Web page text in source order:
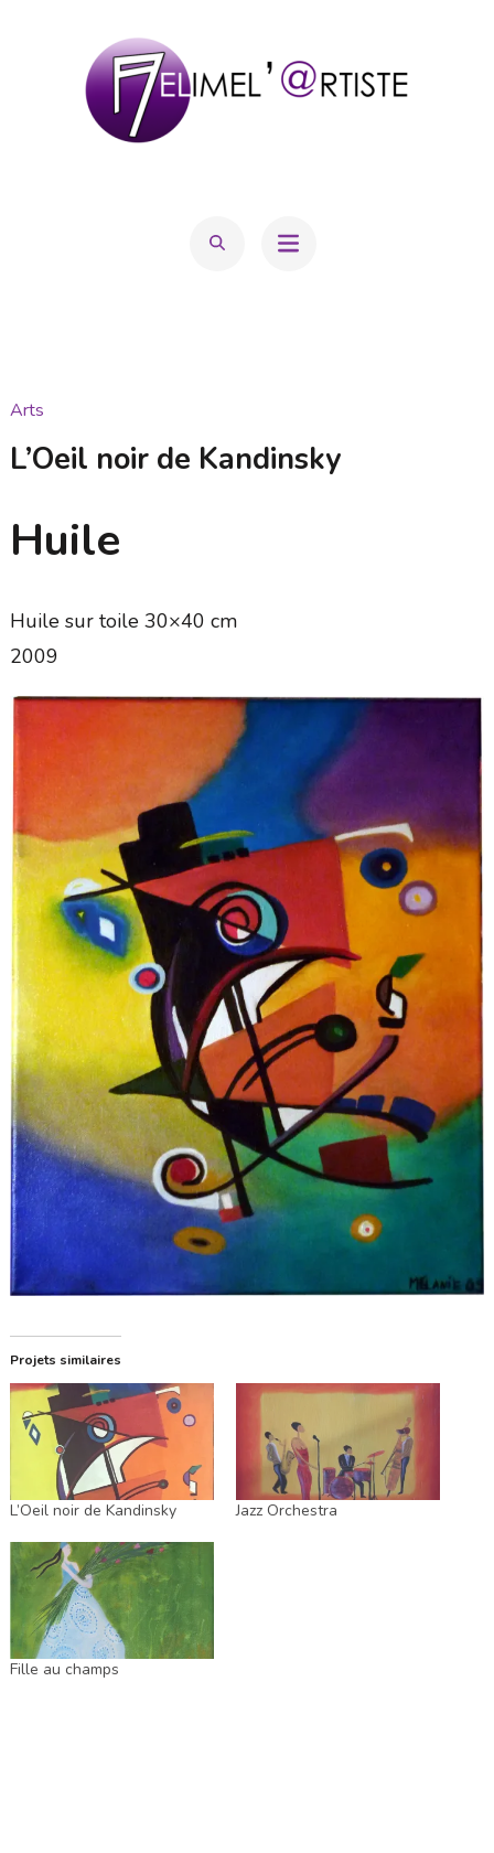
Arts
L’Oeil noir de Kandinsky
Huile
Huile sur toile 30×40 cm
2009
Projets similaires
L’Oeil noir de Kandinsky Jazz Orchestra
Fille au champs